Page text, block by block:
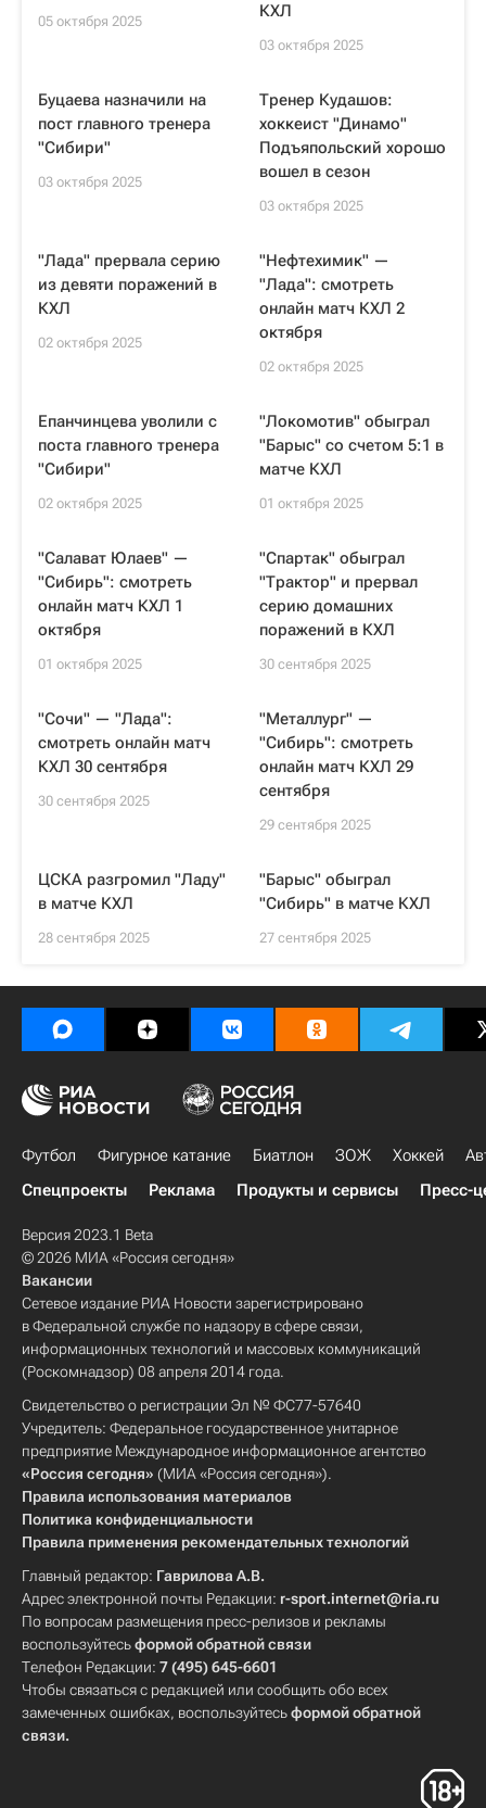
05 октября 2025
КХЛ
03 октября 2025
Буцаева назначили на
пост главного тренера
"Сибири"
03 октября 2025
Тренер Кудашов:
хоккеист "Динамо"
Подъяпольский хорошо
вошел в сезон
03 октября 2025
"Лада" прервала серию
из девяти поражений в
КХЛ
02 октября 2025
"Нефтехимик" —
"Лада": смотреть
онлайн матч КХЛ 2
октября
02 октября 2025
Епанчинцева уволили с
поста главного тренера
"Сибири"
02 октября 2025
"Локомотив" обыграл
"Барыс" со счетом 5:1 в
матче КХЛ
01 октября 2025
"Салават Юлаев" —
"Сибирь": смотреть
онлайн матч КХЛ 1
октября
01 октября 2025
"Спартак" обыграл
"Трактор" и прервал
серию домашних
поражений в КХЛ
30 сентября 2025
"Сочи" — "Лада":
смотреть онлайн матч
КХЛ 30 сентября
30 сентября 2025
"Металлург" —
"Сибирь": смотреть
онлайн матч КХЛ 29
сентября
29 сентября 2025
ЦСКА разгромил "Ладу"
в матче КХЛ
28 сентября 2025
"Барыс" обыграл
"Сибирь" в матче КХЛ
27 сентября 2025
Футбол Фигурное катание Биатлон ЗОЖ Хоккей
Спецпроекты
Реклама Продукты и сервисы Пресс-
Версия 2023.1 Beta
© 2026 МИА «Россия сегодня»
Вакансии
Сетевое издание РИА Новости зарегистрировано
в Федеральной службе по надзору в сфере связи,
информационных технологий и массовых коммуникаций
(Роскомнадзор) 08 апреля 2014 года.
Свидетельство о регистрации Эл № ФС77-57640
Учредитель: Федеральное государственное унитарное
предприятие Международное информационное агентство
«Россия сегодня» (МИА «Россия сегодня»).
Правила использования материалов
Политика конфиденциальности
Правила применения рекомендательных технологий
Главный редактор: Гаврилова А.В.
Адрес электронной почты Редакции: r-sport.internet@ria.ru
По вопросам размещения пресс-релизов и рекламы
воспользуйтесьформой обратной связи
Телефон Редакции: 7 (495) 645-6601
Чтобы связаться с редакцией или сообщить обо всех
замеченных ошибках, воспользуйтесьформой обратной
связи.